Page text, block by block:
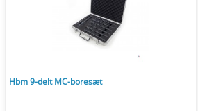
Hbm 9-delt MC-boresæt